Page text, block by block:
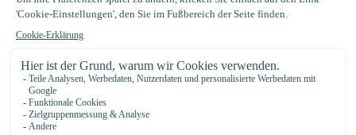
Zuletzt angesehen